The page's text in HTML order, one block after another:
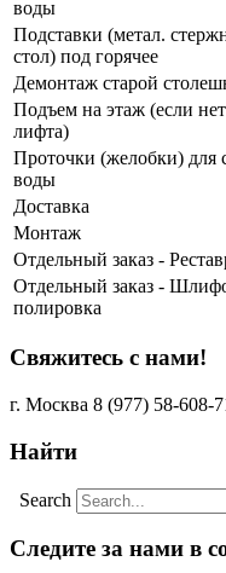
воды
Подставки (метал.
стол) под горячее
Демонтаж старой
Подъем на этаж (если нет
лифта)
Проточки (желобки) для
воды
Доставка
Монтаж
Отдельный заказ -
Отдельный заказ -
полировка
Свяжитесь с нами!
г. Москва 8 (977) 58-608-
Найти
Search
Следите за нами в